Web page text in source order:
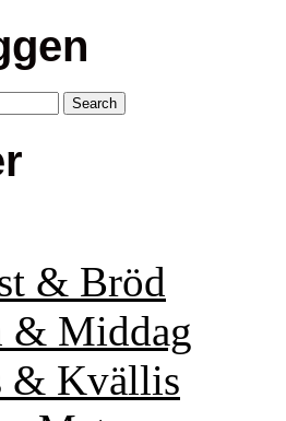
& Bröd
& Middag
& Kvällis